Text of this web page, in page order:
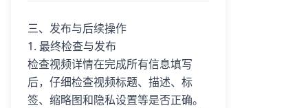
三、发布与后续操作
1. 最终检查与发布
检查视频详情在完成所有信息填写
后，仔细检查视频标题、描述、标
签、缩略图和隐私设置等是否正确。